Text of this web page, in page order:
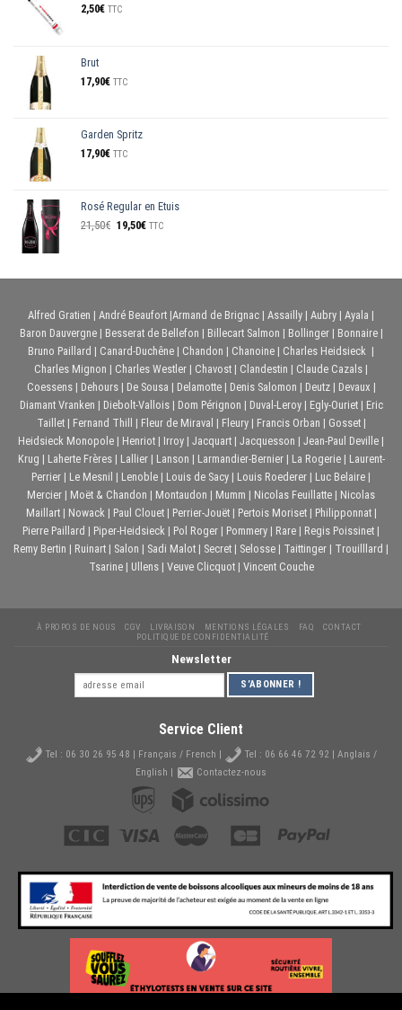
2,50€ TTC
Brut
17,90€ TTC
Garden Spritz
17,90€ TTC
Rosé Regular en Etuis
21,50€ Le
21,50€.
19,50€Le
19,50€.
TTC
Alfred Gratien | André Beaufort |Armand de Brignac | Assailly | Aubry | Ayala |
Baron Dauvergne| Besserat de Bellefon | Billecart Salmon | Bollinger| Bonnaire|
Bruno Paillard | Canard-Duchêne | Chandon | Chanoine | Charles Heidsieck |
Charles Mignon | Charles Westler | Chavost | Clandestin | Claude Cazals |
Coessens| Dehours| De Sousa | Delamotte| Denis Salomon | Deutz| Devaux |
Diamant Vranken | Diebolt-Vallois| Dom Pérignon | Duval-Leroy| Egly-Ouriet| Eric
Taillet| Fernand Thill | Fleur de Miraval | Fleury| Francis Orban | Gosset|
Heidsieck Monopole | Henriot | Irroy | Jacquart | Jacquesson | Jean-Paul Deville |
Krug | Laherte Frères| Lallier| Lanson | Larmandier-Bernier| La Rogerie| Laurent-
Perrier | Le Mesnil | Lenoble | Louis de Sacy | Louis Roederer | Luc Belaire |
Mercier | Moët & Chandon | Montaudon | Mumm | Nicolas Feuillatte | Nicolas
Maillart| Nowack| Paul Clouet| Perrier-Jouët| Pertois Moriset| Philipponnat|
Pierre Paillard | Piper-Heidsieck | Pol Roger | Pommery | Rare | Regis Poissinet |
Remy Bertin | Ruinart | Salon | Sadi Malot | Secret | Selosse | Taittinger | Trouilllard |
Tsarine| Ullens| Veuve Clicquot| Vincent Couche
À PROPOS DE NOUS CGV LIVRAISON MENTIONS LÉGALES FAQ
CONTACT
POLITIQUE DE CONFIDENTIALITÉ
Newsletter
Service Client
Tel : 06 30 26 95 48 | Français / French | Tel : 06 66 46 72 92 | Anglais /
English |
Contactez-nous